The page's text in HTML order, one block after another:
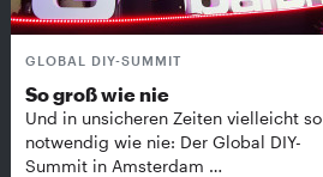
GLOBAL DIY-SUMMIT
So groß wie nie
Und in unsicheren Zeiten vielleicht so
notwendig wie nie: Der Global DIY-
Summit in Amsterdam …